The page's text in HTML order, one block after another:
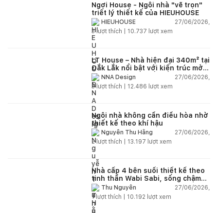
Ngơi House - Ngôi nhà "vẽ trọn"
triết lý thiết kế của HIEUHOUSE
HIEUHOUSE
27/06/2026,
3lượt thích | 10.737 lượt xem
LT House – Nhà hiện đại 340m² tại
Đắk Lắk nổi bật với kiến trúc mở
và hệ sân vườn kết nối thiên
nhiên
NNA Design
27/06/2026,
3lượt thích | 12.486 lượt xem
Ngôi nhà không cần điều hòa nhờ
thiết kế theo khí hậu
Nguyễn Thu Hằng
27/06/2026,
2lượt thích | 13.197 lượt xem
Nhà cấp 4 bên suối thiết kế theo
tinh thần Wabi Sabi, sống chậm
giữa thiên nhiên
Thu Nguyễn
27/06/2026,
1lượt thích | 10.192 lượt xem